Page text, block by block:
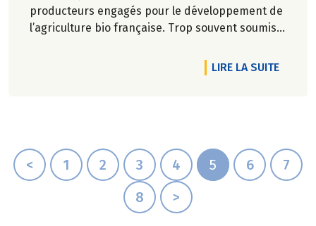
producteurs engagés pour le développement de
l’agriculture bio française. Trop souvent soumise
aux crises climatiques,la profession de paysan
est pourtant essentielle pour la souveraineté
LIRE LA SUITEDE
< 1 2 3 4 5 6
7
8
>